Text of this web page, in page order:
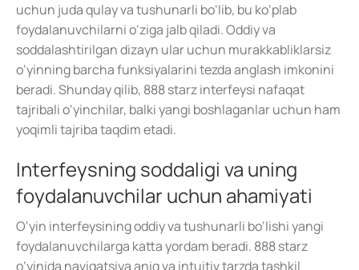
uchun juda qulay va tushunarli bo‘lib, bu ko‘plab
foydalanuvchilarni o‘ziga jalb qiladi. Oddiy va
soddalashtirilgan dizayn ular uchun murakkabliklarsiz
o‘yinning barcha funksiyalarini tezda anglash imkonini
beradi. Shunday qilib, 888 starz interfeysi nafaqat
tajribali o‘yinchilar, balki yangi boshlaganlar uchun ham
yoqimli tajriba taqdim etadi.
Interfeysning soddaligi va uning
foydalanuvchilar uchun ahamiyati
O‘yin interfeysining oddiy va tushunarli bo‘lishi yangi
foydalanuvchilarga katta yordam beradi. 888 starz
o‘yinida navigatsiya aniq va intuitiv tarzda tashkil